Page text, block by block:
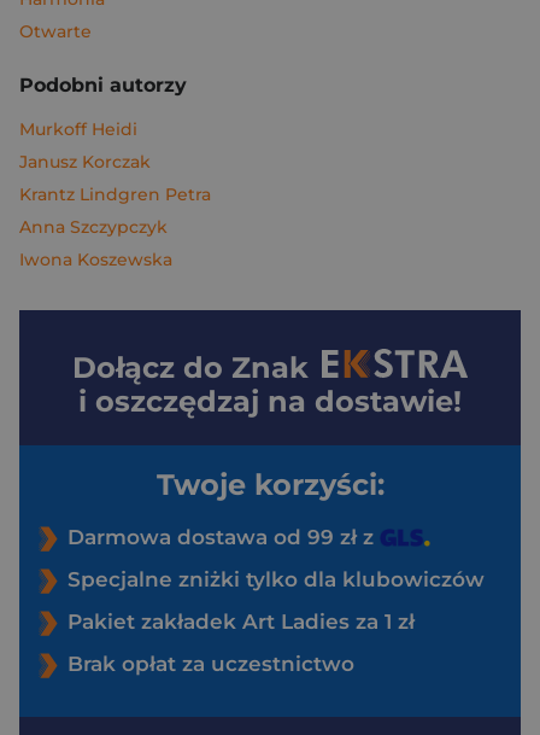
Otwarte
Podobni autorzy
Murkoff Heidi
Janusz Korczak
Krantz Lindgren Petra
Anna Szczypczyk
Iwona Koszewska
Dołącz do Znak
i oszczędzaj na dostawie!
Twoje korzyści:
Darmowa dostawa od 99 zł z
Specjalne zniżki tylko dla klubowiczów
Pakiet zakładek Art Ladies za 1 zł
Brak opłat za uczestnictwo